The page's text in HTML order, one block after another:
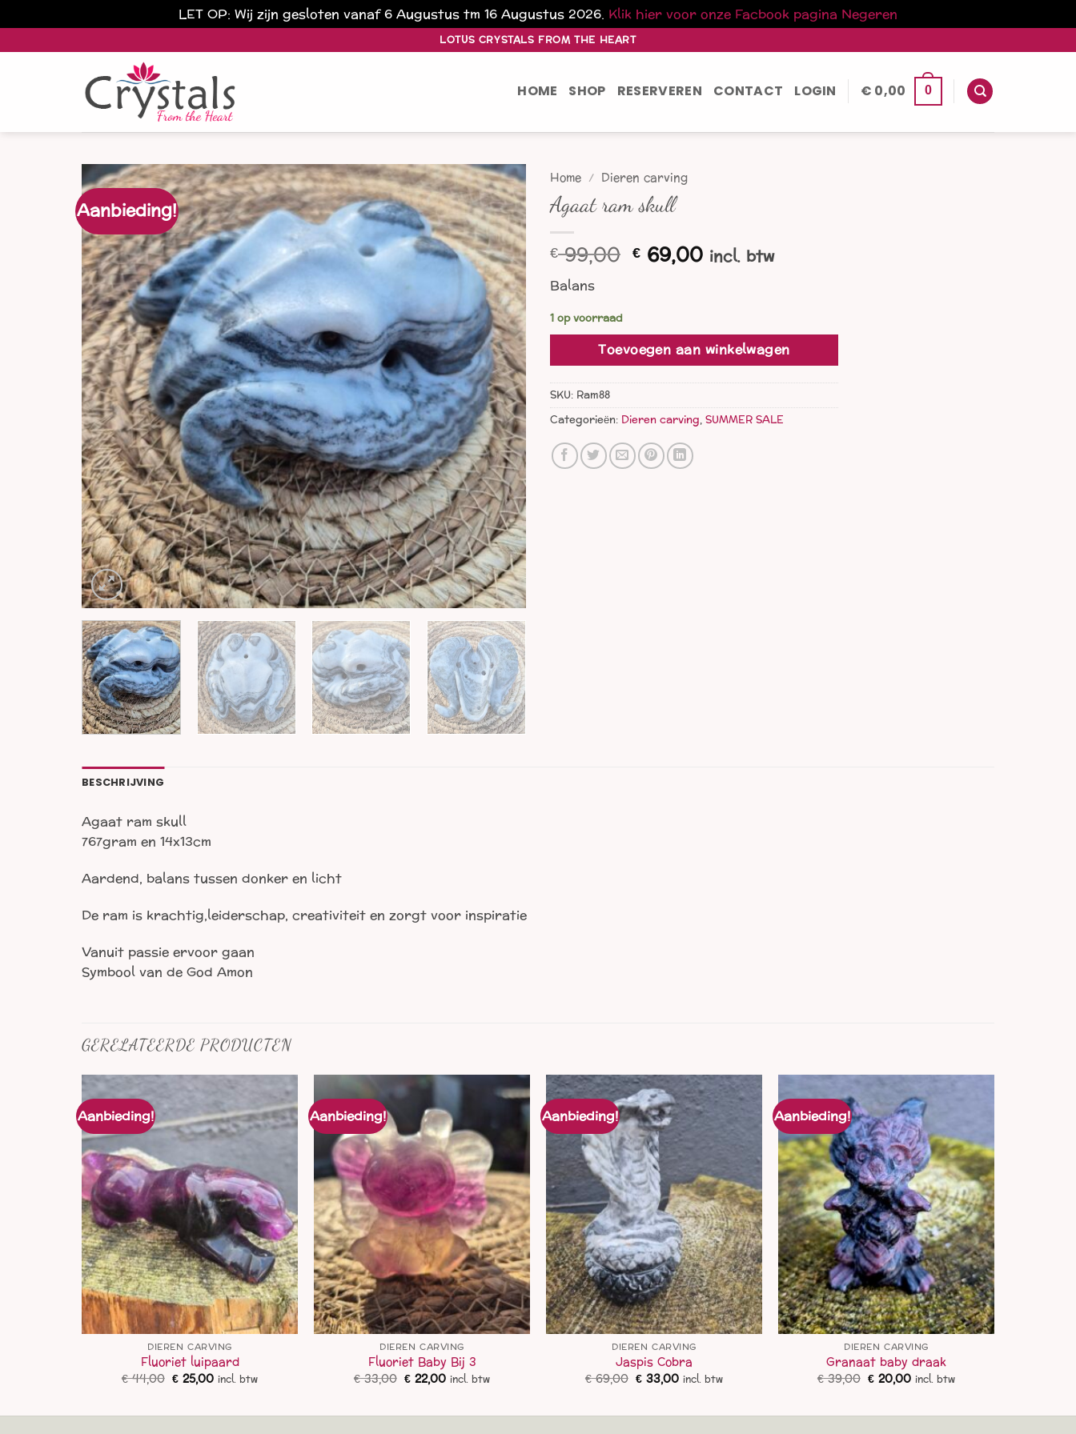
LET OP: Wij zijn gesloten vanaf 6 Augustus tm 16 Augustus 2026. Klik hier voor onze Facbook pagina Negeren
naar
LOTUS CRYSTALS FROM THE HEART
HOME SHOP RESERVEREN CONTACT LOGIN € 0,00 0
Aanbieding!
Home / Dieren carving
Agaat ram skull
€99,00 Oorspronkelijke
prijs
€ 69,00Huidige
prijs
incl. btw
Balans
1 op voorraad
Toevoegen aan winkelwagen
SKU: Ram88
Categorieën: Dieren carving,SUMMER SALE
BESCHRIJVING
Agaat ram skull
767gram en 14x13cm
Aardend, balans tussen donker en licht
De ram is krachtig,leiderschap, creativiteit en zorgt voor inspiratie
Vanuit passie ervoor gaan
Symbool van de God Amon
GERELATEERDE PRODUCTEN
Aanbieding!
DIEREN CARVING
Fluoriet luipaard
€44,00 Oorspronkelijke
prijs
€ 44,00.
€25,00Huidige
prijs
€ 25,00.
incl. btw
Aanbieding!
DIEREN CARVING
Fluoriet Baby Bij 3
€33,00 Oorspronkelijke
prijs
€ 33,00.
€22,00Huidige
prijs
€ 22,00.
incl. btw
Aanbieding!
DIEREN CARVING
Jaspis Cobra
€69,00 Oorspronkelijke
prijs
€ 69,00.
€33,00Huidige
prijs
€ 33,00.
incl. btw
Aanbieding!
DIEREN CARVING
Granaat baby draak
€39,00 Oorspronkelijke
prijs
€ 39,00.
€20,00Huidige
prijs
€ 20,00.
incl. btw